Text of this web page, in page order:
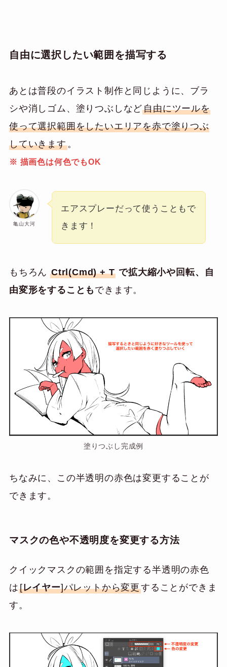
自由に選択したい範囲を描写する
あとは普段のイラスト制作と同じように、ブラ
シや消しゴム、塗りつぶしなど自由にツールを
使って選択範囲をしたいエリアを赤で塗りつぶ
していきます。
※ 描画色は何色でもOK
亀山大河
エアスプレーだって使うこともで
きます！
もちろん Ctrl(Cmd) + T で拡大縮小や回転、自
由変形をすることも できます。
塗りつぶし完成例
ちなみに、この半透明の赤色は変更することが
できます。
マスクの色や不透明度を変更する方法
クイックマスクの範囲を指定する半透明の赤色
は[レイヤー]パレットから変更することができま
す。